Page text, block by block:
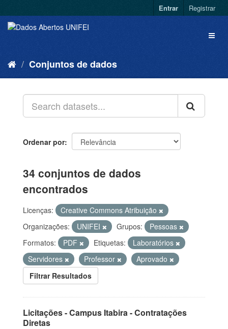
Entrar Registrar
Conjuntos de dados
Ordenar por
34 conjuntos de dados
encontrados
Licenças:
Creative Commons Atribuição
Organizações:
UNIFEI Grupos:
Pessoas
Formatos:
PDF Etiquetas:
Laboratórios
Servidores
Professor
Aprovado
Filtrar Resultados
Licitações - Campus Itabira - Contratações
Diretas